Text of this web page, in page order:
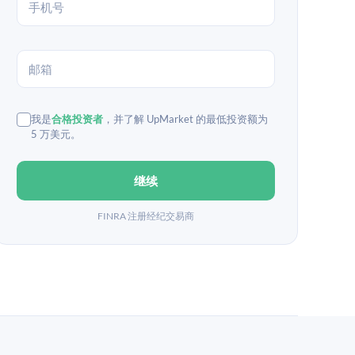
我是合格投资者 ，并了解 UpMarket 的最低投资额为
5 万美元。
继续
FINRA 注册经纪交易商